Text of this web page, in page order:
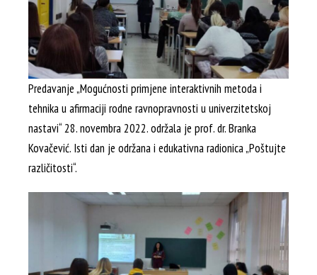
Predavanje „Mogućnosti primjene interaktivnih metoda i
tehnika u afirmaciji rodne ravnopravnosti u univerzitetskoj
nastavi“ 28. novembra 2022. održala je prof. dr. Branka
Kovačević. Isti dan je održana i edukativna radionica „Poštujte
različitosti“.